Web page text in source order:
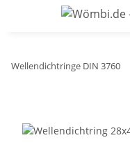
Wellendichtringe DIN 3760